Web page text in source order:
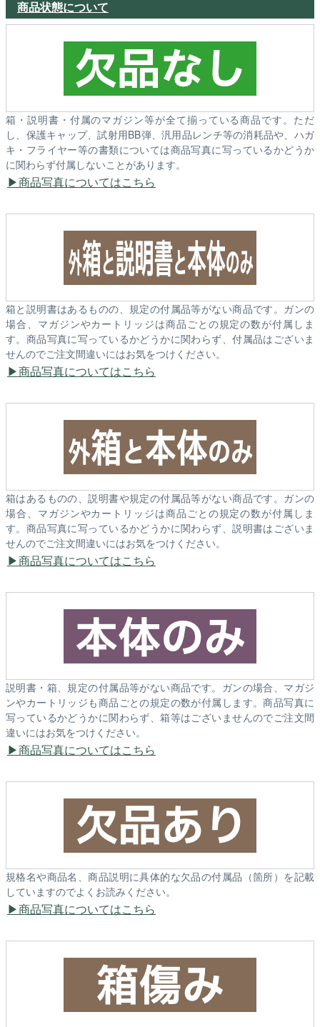
商品状態について
箱・説明書・付属のマガジン等が全て揃っている商品です。ただ
し、保護キャップ、試射用BB弾、汎用品レンチ等の消耗品や、ハガ
キ・フライヤー等の書類については商品写真に写っているかどうか
に関わらず付属しないことがあります。
商品写真についてはこちら
箱と説明書はあるものの、規定の付属品等がない商品です。ガンの
場合、マガジンやカートリッジは商品ごとの規定の数が付属しま
す。商品写真に写っているかどうかに関わらず、付属品はございま
せんのでご注文間違いにはお気をつけください。
商品写真についてはこちら
箱はあるものの、説明書や規定の付属品等がない商品です。ガンの
場合、マガジンやカートリッジは商品ごとの規定の数が付属しま
す。商品写真に写っているかどうかに関わらず、説明書はございま
せんのでご注文間違いにはお気をつけください。
商品写真についてはこちら
説明書・箱、規定の付属品等がない商品です。ガンの場合、マガジ
ンやカートリッジも商品ごとの規定の数が付属します。商品写真に
写っているかどうかに関わらず、箱等はございませんのでご注文間
違いにはお気をつけください。
商品写真についてはこちら
規格名や商品名、商品説明に具体的な欠品の付属品（箇所）を記載
していますのでよくお読みください。
商品写真についてはこちら